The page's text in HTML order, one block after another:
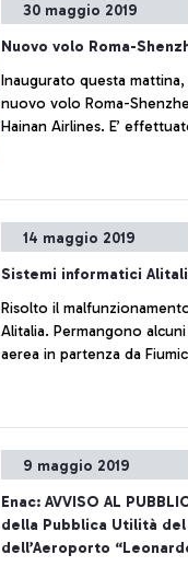
30 maggio 2019
Nuovo volo Roma-
Inaugurato questa
nuovo volo Roma-
Hainan
14 maggio 2019
Sistemi informatici
Risolto il
Alitalia. Permangono
aerea in partenza da
9 maggio 2019
Enac: AVVISO AL
della Pubblica Utilità
dell’Aeroporto